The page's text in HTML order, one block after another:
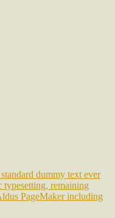
dummy text ever
typesetting, remaining
PageMaker including